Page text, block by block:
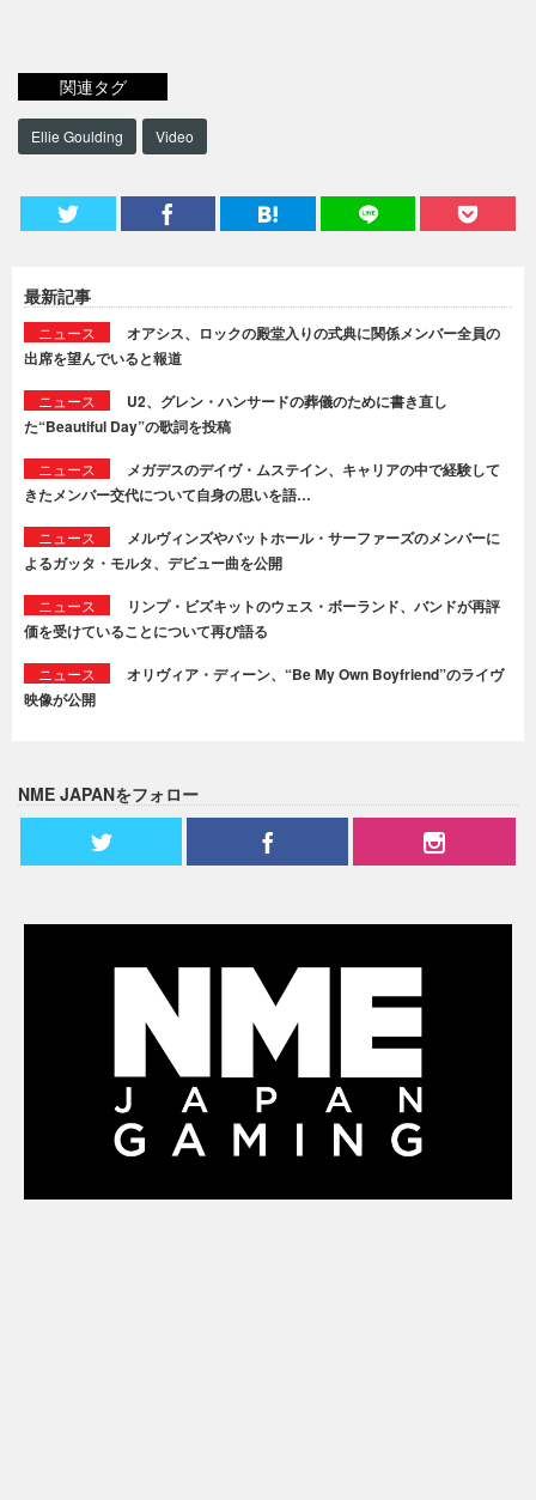
関連タグ
Ellie Goulding Video
最新記事
ニュース
オアシス、ロックの殿堂入りの式典に関係メンバー全員の
出席を望んでいると報道
ニュース
U2、グレン・ハンサードの葬儀のために書き直し
た“Beautiful Day”の歌詞を投稿
ニュース
メガデスのデイヴ・ムステイン、キャリアの中で経験して
きたメンバー交代について自身の思いを語…
ニュース
メルヴィンズやバットホール・サーファーズのメンバーに
よるガッタ・モルタ、デビュー曲を公開
ニュース
リンプ・ビズキットのウェス・ボーランド、バンドが再評
価を受けていることについて再び語る
ニュース
オリヴィア・ディーン、“Be My Own Boyfriend”のライヴ
映像が公開
NME JAPANをフォロー